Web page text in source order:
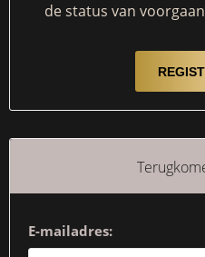
de status van
E-mailadres: